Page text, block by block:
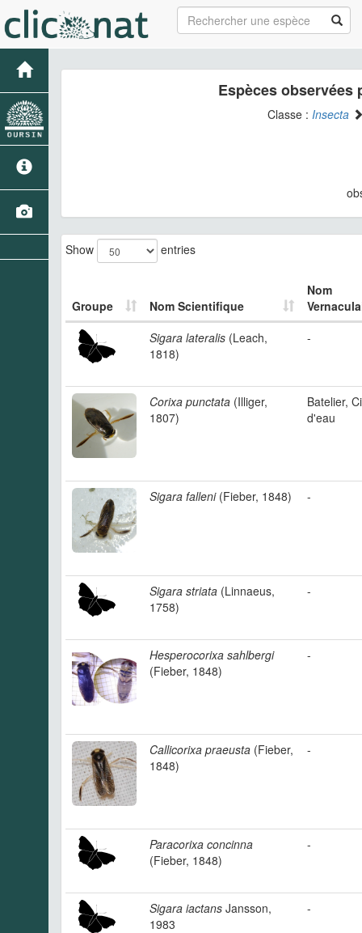
Espèces
Classe : Insecta
Show entries
Groupe Nom Scientifique
Nom
Sigara lateralis (Leach,
1818)
-
Corixa punctata (Illiger,
1807)
Batelier,
d'eau
Sigara falleni(Fieber, 1848) -
Sigara striata (Linnaeus,
1758)
-
Hesperocorixa sahlbergi
(Fieber, 1848)
-
Callicorixa praeusta (Fieber,
1848)
-
Paracorixa concinna
(Fieber, 1848)
-
Sigara iactans Jansson,
1983
-